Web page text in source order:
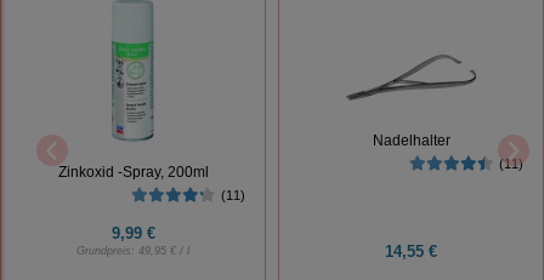
Zinkoxid -Spray, 200ml
(11)
9,99 €
Grundpreis: 49,95 € / l
Nadelhalter
(11)
14,55 €